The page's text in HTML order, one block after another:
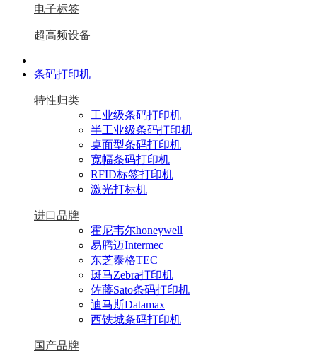
电子标签
超高频设备
|
条码打印机
特性归类
工业级条码打印机
半工业级条码打印机
桌面型条码打印机
宽幅条码打印机
RFID标签打印机
激光打标机
进口品牌
霍尼韦尔honeywell
易腾迈Intermec
东芝泰格TEC
斑马Zebra打印机
佐藤Sato条码打印机
迪马斯Datamax
西铁城条码打印机
国产品牌